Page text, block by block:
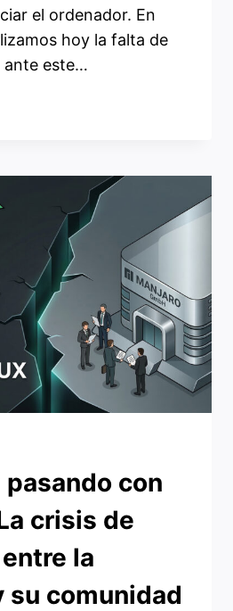
el ordenador. En
hoy la falta de
ante este…
pasando con
crisis de
la
su comunidad